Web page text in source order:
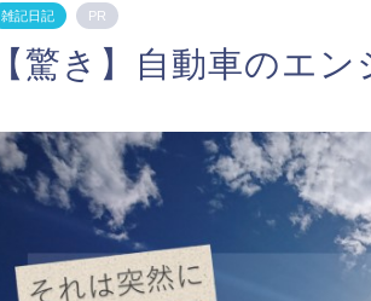
雑記日記 PR
【驚き】自動車のエ